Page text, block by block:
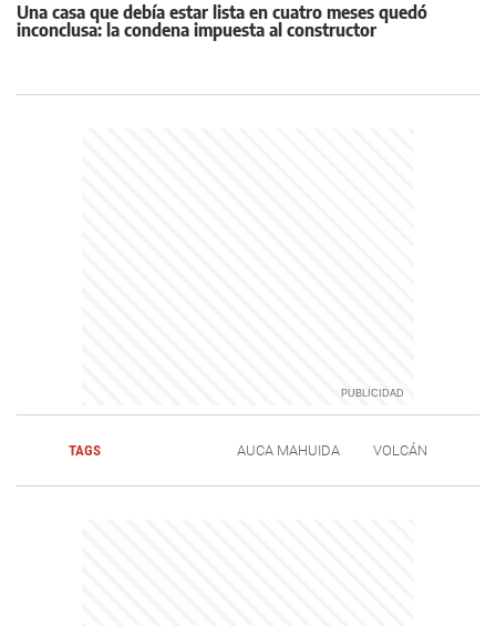
Una casa que debía estar lista en cuatro meses quedó
inconclusa: la condena impuesta al constructor
TAGS AUCA MAHUIDA VOLCÁN